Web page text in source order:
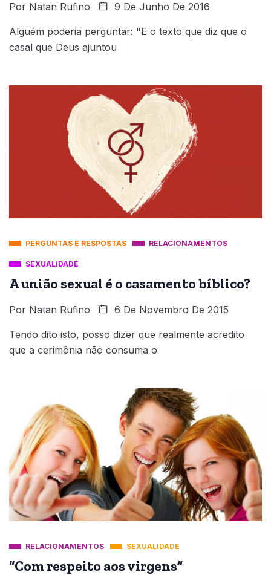
Por Natan Rufino 9 De Junho De 2016
Alguém poderia perguntar: "E o texto que diz que o
casal que Deus ajuntou
PERGUNTAS E RESPOSTAS RELACIONAMENTOS
SEXUALIDADE
A união sexual é o casamento bíblico?
Por Natan Rufino 6 De Novembro De 2015
Tendo dito isto, posso dizer que realmente acredito
que a cerimônia não consuma o
RELACIONAMENTOS SEXUALIDADE
“Com respeito aos virgens”